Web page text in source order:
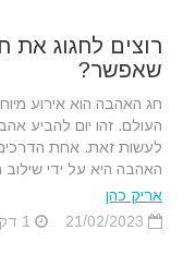
רוצים לחגוג את
שאפשר?
חג האהבה הוא אירוע
העולם. זהו יום להביע
לעשות זאת. אחת הדרכים
האהבה היא על ידי שילוב
אריק כהן